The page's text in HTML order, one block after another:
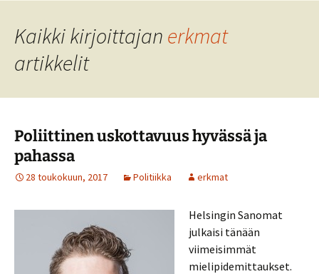
Kaikki kirjoittajan erkmat
artikkelit
Poliittinen uskottavuus hyvässä ja
pahassa
28 toukokuun, 2017 Politiikka erkmat
Helsingin Sanomat
julkaisi tänään
viimeisimmät
mielipidemittaukset.